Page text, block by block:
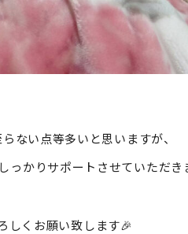
ない点等多いと思いますが、
っかりサポートさせていただき
しくお願い致します🎉